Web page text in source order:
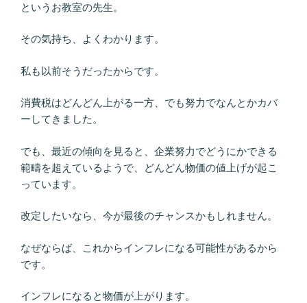
というお教室の先生。
その気持ち、よくわかります。
私も以前そうだったからです。
消費税はどんどん上がる一方、でも努力でなんとかカバ
ーしてきました。
でも、最近の傾向を見ると、企業努力でどうにかできる
範疇を超えているようで、どんどん物価の値上げが起こ
っています。
改定したいなら、今が最後のチャンスかもしれません。
なぜならば、これからインフレになる可能性があるから
です。
インフレになると物価が上がります。